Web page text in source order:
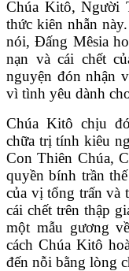
Chúa Kitô, Người
thức kiên nhẫn
nói, Đấng Mêsia
nạn và cái chết
nguyện đón nhận
vì tình yêu dành
Chúa Kitô chịu
chữa trị tính kiêu
Con Thiên Chúa,
quyền bính trần
của vị tổng trấn và
cái chết trên thập
một mẫu gương
cách Chúa Kitô
đến nỗi bằng lòng